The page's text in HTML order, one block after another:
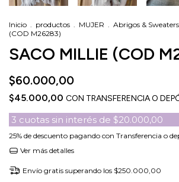
Inicio . productos . MUJER . Abrigos & Sweaters
(COD M26283)
SACO MILLIE (COD
$60.000,00
$45.000,00 CON TRANSFERENCIA O
3 cuotas sin interés de $20.000,00
25% de descuento pagando con Transferencia o
Ver más detalles
Envío gratis superando los $250.000,00